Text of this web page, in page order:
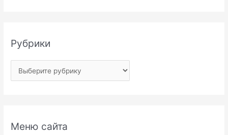
Рубрики
Меню сайта